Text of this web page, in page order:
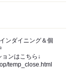
ンダイニング＆個
ンはこちら↓
temp_close.html